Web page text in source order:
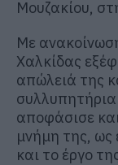
Μουζακίου,
Με
Χαλκίδας
απώλειά της
συλλυπητήρια
αποφάσισε
μνήμη της, ως
και το έργο